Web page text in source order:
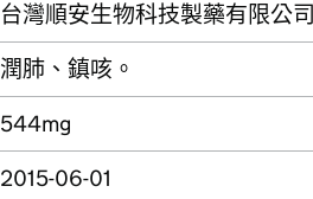
台灣順安生物科技製藥有限公司
潤肺、鎮咳。
544mg
2015-06-01